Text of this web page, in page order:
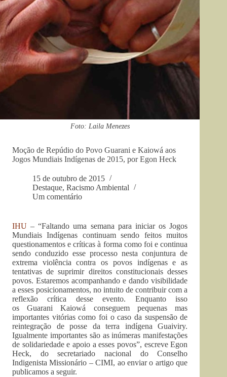
Foto: Laila Menezes
Moção de Repúdio do Povo Guarani e Kaiowá aos
Jogos Mundiais Indígenas de 2015, por Egon Heck
15 de outubro de 2015
Destaque, Racismo Ambiental
Um comentário
IHU – “Faltando uma semana para iniciar os Jogos
Mundiais Indígenas continuam sendo feitos muitos
questionamentos e críticas à forma como foi e continua
sendo conduzido esse processo nesta conjuntura de
extrema violência contra os povos indígenas e as
tentativas de suprimir direitos constitucionais desses
povos. Estaremos acompanhando e dando visibilidade
a esses posicionamentos, no intuito de contribuir com a
reflexão crítica desse evento. Enquanto isso
os Guarani Kaiowá conseguem pequenas mas
importantes vitórias como foi o caso da suspensão de
reintegração de posse da terra indígena Guaiviry.
Igualmente importantes são as inúmeras manifestações
de solidariedade e apoio a esses povos”, escreve Egon
Heck, do secretariado nacional do Conselho
Indigenista Missionário – CIMI, ao enviar o artigo que
publicamos a seguir.